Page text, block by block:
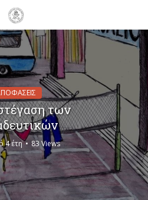
των
4 έτη 83 Views